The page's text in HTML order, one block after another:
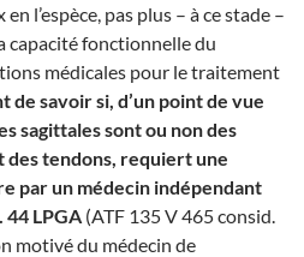
l’espèce, pas plus – à ce stade –
capacité fonctionnelle du
médicales pour le traitement
de savoir si, d’un point de vue
sagittales sont ou non des
tendons, requiert une
par un médecin indépendant
44 LPGA (ATF 135 V 465 consid.
motivé du médecin de